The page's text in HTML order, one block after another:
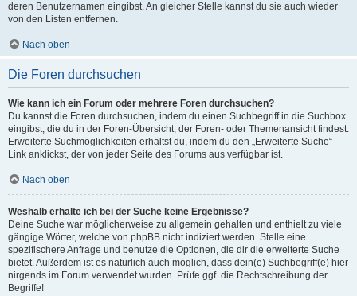
deren Benutzernamen eingibst. An gleicher Stelle kannst du sie auch wieder
von den Listen entfernen.
Nach oben
Die Foren durchsuchen
Wie kann ich ein Forum oder mehrere Foren durchsuchen?
Du kannst die Foren durchsuchen, indem du einen Suchbegriff in die Suchbox
eingibst, die du in der Foren-Übersicht, der Foren- oder Themenansicht findest.
Erweiterte Suchmöglichkeiten erhältst du, indem du den „Erweiterte Suche“-
Link anklickst, der von jeder Seite des Forums aus verfügbar ist.
Nach oben
Weshalb erhalte ich bei der Suche keine Ergebnisse?
Deine Suche war möglicherweise zu allgemein gehalten und enthielt zu viele
gängige Wörter, welche von phpBB nicht indiziert werden. Stelle eine
spezifischere Anfrage und benutze die Optionen, die dir die erweiterte Suche
bietet. Außerdem ist es natürlich auch möglich, dass dein(e) Suchbegriff(e) hier
nirgends im Forum verwendet wurden. Prüfe ggf. die Rechtschreibung der
Begriffe!